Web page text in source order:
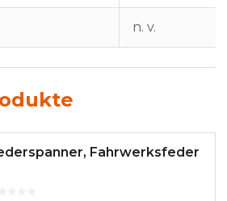
n. v.
Fahrwerksfeder